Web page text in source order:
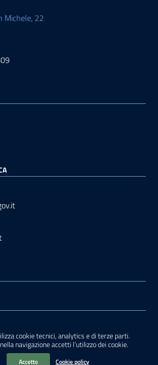
cookie tecnici, analytics e di terze parti.
navigazione accetti l’utilizzo dei cookie.
Accetto Cookie policy
Michele, 22
|Tema grafico ItaliaWP2
Prototipo per siti PA di AgID